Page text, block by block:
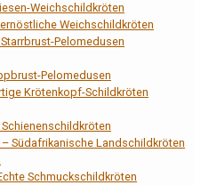
Weichschildkröten
Weichschildkröten
Pelomedusen
Pelomedusen
Krötenkopf-Schildkröten
Südafrikanische Landschildkröten
Schmuckschildkröten